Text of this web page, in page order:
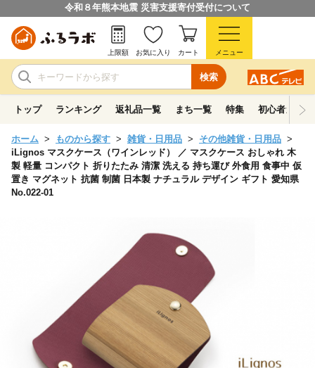
令和８年熊本地震 災害支援寄付受付について
検索
上限額 お気に入り カート メニュー
トップ ランキング 返礼品一覧 まち一覧 特集 初心者ガイド
ホーム ものから探す 雑貨・日用品
その他雑貨・日用品
iLignos マスクケース（ワインレッド） ／ マスクケース おしゃれ 木
製 軽量 コンパクト 折りたたみ 清潔 洗える 持ち運び 外食用 食事中 仮
置き マグネット 抗菌 制菌 日本製 ナチュラル デザイン ギフト 愛知県
No.022-01